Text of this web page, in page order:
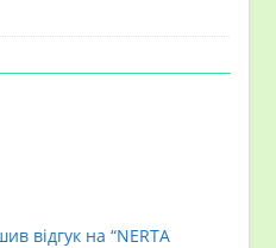
відгук на “NERTA